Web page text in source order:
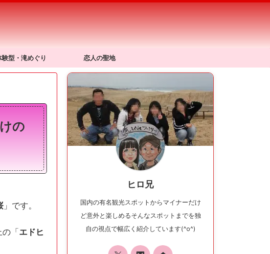
験型・滝めぐり 恋人の聖地
の
」です。
「 エドヒ
ヒロ兄
国内の有名観光スポットからマイナーだけ
ど意外と楽しめるそんなスポットまでを独
自の視点で幅広く紹介しています(^o^)